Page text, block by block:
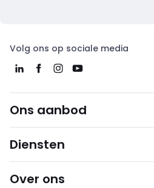
Volg ons op sociale media
Ons aanbod
Diensten
Over ons